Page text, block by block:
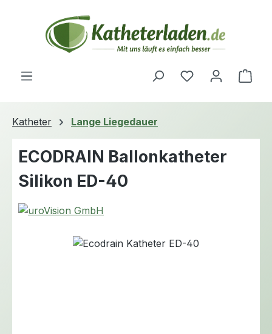
Zum Hauptinhalt springen
Du hast 0
Katheter Lange Liegedauer
ECODRAIN Ballonkatheter
Silikon ED-40
Bildergalerie überspringen